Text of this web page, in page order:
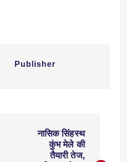
Publisher
नासिक सिंहस्थ
कुंभ मेले की
तैयारी तेज,